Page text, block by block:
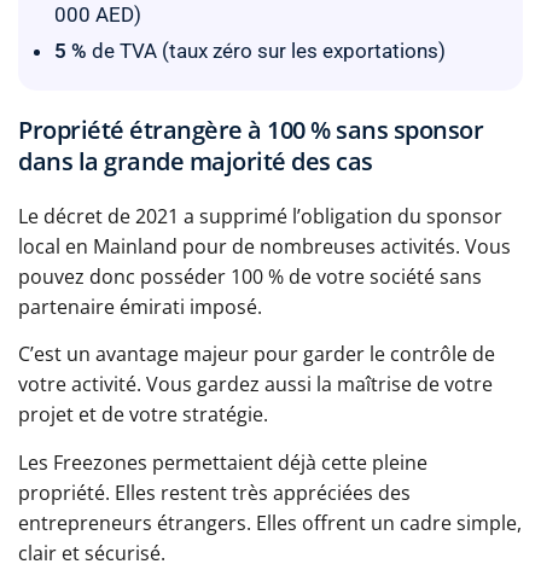
000 AED)
5 % de TVA (taux zéro sur les exportations)
Propriété étrangère à 100 % sans sponsor
dans la grande majorité des cas
Le décret de 2021 a supprimé l’obligation du sponsor
local en Mainland pour de nombreuses activités. Vous
pouvez donc posséder 100 % de votre société sans
partenaire émirati imposé.
C’est un avantage majeur pour garder le contrôle de
votre activité. Vous gardez aussi la maîtrise de votre
projet et de votre stratégie.
Les Freezones permettaient déjà cette pleine
propriété. Elles restent très appréciées des
entrepreneurs étrangers. Elles offrent un cadre simple,
clair et sécurisé.